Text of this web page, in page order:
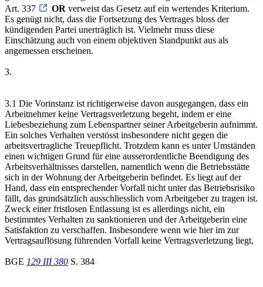
Art. 337
OR verweist das Gesetz auf ein wertendes Kriterium.
Es genügt nicht, dass die Fortsetzung des Vertrages bloss der
kündigenden Partei unerträglich ist. Vielmehr muss diese
Einschätzung auch von einem objektiven Standpunkt aus als
angemessen erscheinen.
3.
3.1 Die Vorinstanz ist richtigerweise davon ausgegangen, dass ein
Arbeitnehmer keine Vertragsverletzung begeht, indem er eine
Liebesbeziehung zum Lebenspartner seiner Arbeitgeberin aufnimmt.
Ein solches Verhalten verstösst insbesondere nicht gegen die
arbeitsvertragliche Treuepflicht. Trotzdem kann es unter Umständen
einen wichtigen Grund für eine ausserordentliche Beendigung des
Arbeitsverhältnisses darstellen, namentlich wenn die Betriebsstätte
sich in der Wohnung der Arbeitgeberin befindet. Es liegt auf der
Hand, dass ein entsprechender Vorfall nicht unter das Betriebsrisiko
fällt, das grundsätzlich ausschliesslich vom Arbeitgeber zu tragen ist.
Zweck einer fristlosen Entlassung ist es allerdings nicht, ein
bestimmtes Verhalten zu sanktionieren und der Arbeitgeberin eine
Satisfaktion zu verschaffen. Insbesondere wenn wie hier im zur
Vertragsauflösung führenden Vorfall keine Vertragsverletzung liegt,
BGE 129 III 380 S. 384